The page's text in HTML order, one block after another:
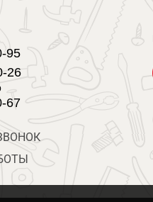
95
26
67